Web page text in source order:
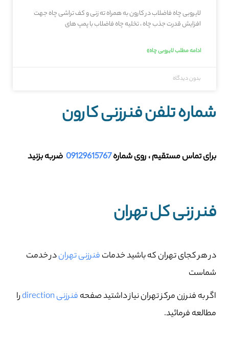
لایروبی چاه فاضلاب در کارون به همراه ته زنی و کف تراشی چاه جهت
افزایش قدرت جذب چاه ، تخلیه چاه فاضلاب با پمپ های
ادامه مطلب لایروبی چاه»
بدون دیدگاه
شماره تلفن فنرزنی کارون
برای تماس مستقیم ، روی شماره09129615767 ضربه بزنید
فنر زنی کل تهران
در هر کجای تهران که باشید خدماتفنرزنی تهراندر خدمت
شماست
اگر به فنرزن مرکز تهران نیاز داشتید صفحهفنرزنی direction
را
مطالعه فرمائید.